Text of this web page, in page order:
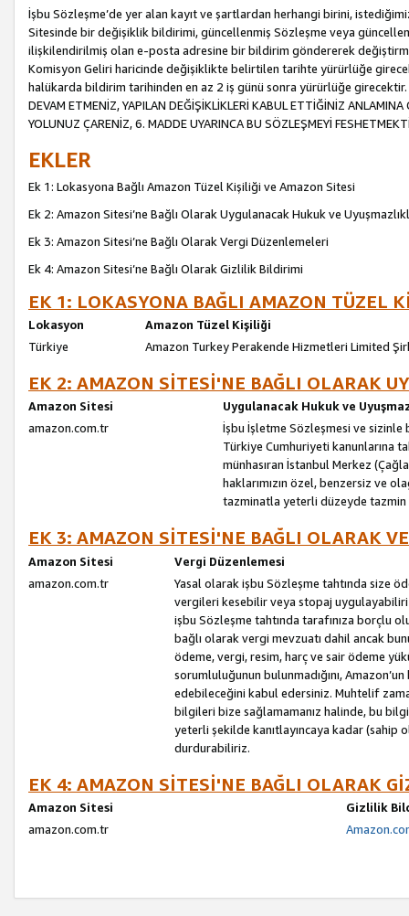
İşbu Sözleşme’de yer alan kayıt ve şartlardan herhangi birini,
Sitesinde bir değişiklik bildirimi, güncellenmiş Sözleşme veya
ilişkilendirilmiş olan e-posta adresine bir bildirim göndererek
Komisyon Geliri haricinde değişiklikte belirtilen tarihte yürürlüğe
halükarda bildirim tarihinden en az 2 iş günü sonra yürürlüğe girecektir.
DEVAM ETMENİZ, YAPILAN DEĞİŞİKLİKLERİ KABUL ETTİĞİNİZ
YOLUNUZ ÇARENİZ, 6. MADDE UYARINCA BU SÖZLEŞMEYİ
EKLER
Ek 1: Lokasyona Bağlı Amazon Tüzel Kişiliği ve Amazon Sitesi
Ek 2: Amazon Sitesi’ne Bağlı Olarak Uygulanacak Hukuk ve
Ek 3: Amazon Sitesi’ne Bağlı Olarak Vergi Düzenlemeleri
Ek 4: Amazon Sitesi’ne Bağlı Olarak Gizlilik Bildirimi
EK 1: LOKASYONA BAĞLI AMAZON TÜZEL
Lokasyon
Amazon Tüzel Kişiliği
Türkiye
Amazon Turkey Perakende Hizmetleri Limited
EK 2: AMAZON SİTESİ'NE BAĞLI OLARAK
Amazon Sitesi
Uygulanacak Hukuk ve
amazon.com.tr
İşbu İşletme Sözleşmesi ve sizinle
Türkiye Cumhuriyeti kanunlarına
münhasıran İstanbul Merkez
haklarımızın özel, benzersiz ve
tazminatla yeterli düzeyde
EK 3: AMAZON SİTESİ'NE BAĞLI OLARAK
Amazon Sitesi
Vergi Düzenlemesi
amazon.com.tr
Yasal olarak işbu Sözleşme tahtında size
vergileri kesebilir veya stopaj
işbu Sözleşme tahtında tarafınıza borçlu
bağlı olarak vergi mevzuatı dahil ancak
ödeme, vergi, resim, harç ve sair ödeme
sorumluluğunun bulunmadığını,
edebileceğini kabul edersiniz. Muhtelif
bilgileri bize sağlamamanız halinde, bu
yeterli şekilde kanıtlayıncaya kadar
durdurabiliriz.
EK 4: AMAZON SİTESİ'NE BAĞLI OLARAK
Amazon Sitesi
Gizlilik
amazon.com.tr